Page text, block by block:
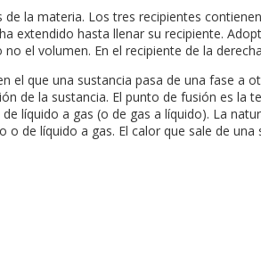
la materia. Los tres recipientes
extendido hasta llenar su recipiente.
el volumen. En el recipiente de la
el que una sustancia pasa de una fase
de la sustancia. El punto de fusión es la
líquido a gas (o de gas a líquido). La
o de líquido a gas. El calor que sale de